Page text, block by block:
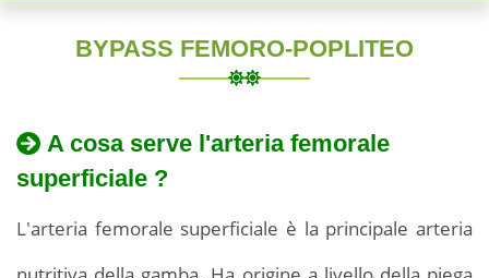
femoro-
popliteo
in
BYPASS FEMORO-POPLITEO
05-
07
femoro-
pliteo
Tunisia
A cosa serve l'arteria femorale
superficiale ?
L'arteria femorale superficiale è la principale arteria